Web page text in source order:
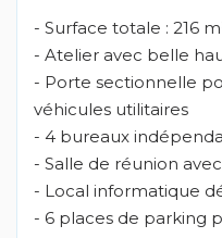
- Surface totale : 216
- Atelier avec belle
- Porte sectionnelle
véhicules utilitaires
- 4 bureaux
- Salle de réunion
- Local informatique
- 6 places de parking